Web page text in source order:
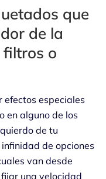
que
de la
o
efectos especiales
en alguno de los
de tu
de opciones
van desde
una velocidad